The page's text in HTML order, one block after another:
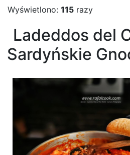
Wyświetlono: 115 razy
Ladeddos del
Sardyńskie